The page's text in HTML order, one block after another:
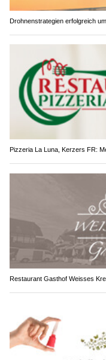
Drohnenstrategien erfolgreich
Pizzeria La Luna, Kerzers FR:
Restaurant Gasthof Weisses